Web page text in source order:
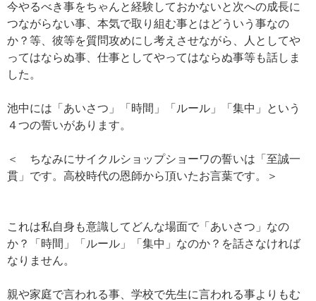
今やるべき事をちゃんと経験しておかないと次への成長に
つながらない事、本気で取り組む事とはどういう事なの
か？等、彼等を質問攻めにし考えさせながら、人としてや
ってはならぬ事、仕事としてやってはならぬ事等も話しま
した。
池中には「あいさつ」「時間」「ルール」「集中」という
４つの誓いがあります。
＜ ちなみにサイクルショップショーワの誓いは「至誠一
貫」です。高校時代の恩師から頂いたお言葉です。＞
これは私自身も意識してどんな場面で「あいさつ」なの
か？「時間」「ルール」「集中」なのか？を話さなければ
なりません。
親や家庭で言われる事、学校で先生に言われる事よりもむ